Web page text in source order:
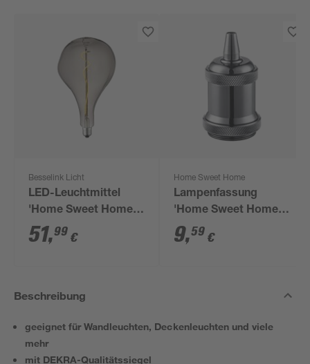
Besselink Licht
LED-Leuchtmittel
'Home Sweet Home'
dimmbar Tropfenform
smoky E27 3 W 20 lm
51,99 €
Home Sweet Home
Lampenfassung
'Home Sweet Home'
E27 Aluminium
schwarz
9,59 €
Beschreibung
geeignet für Wandleuchten, Deckenleuchten und viele
mehr
mit DEKRA-Qualitätssiegel